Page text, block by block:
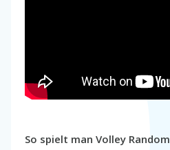
So spielt man Volley Random